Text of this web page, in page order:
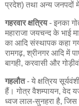
प्रदेश) तथा अन्य जनपदों
गहरवार क्षत्रिय- इनका
महाराजा जयचन्द के भाई
का आदि संस्थापक कहा गया
रामगढ़, श्रीनगर आदि में
बागही, करवासी और
गहलौत- ये क्षत्रिय
हैं। गोत्र वैशम्पायन, वेद
ध्वज लाल-सुनहरा है, जिस